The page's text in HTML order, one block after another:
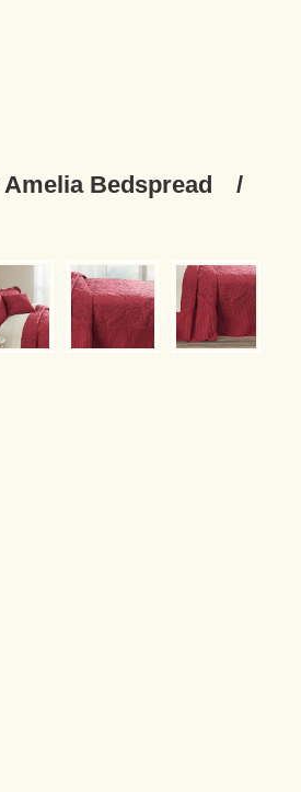
Amelia Bedspread /